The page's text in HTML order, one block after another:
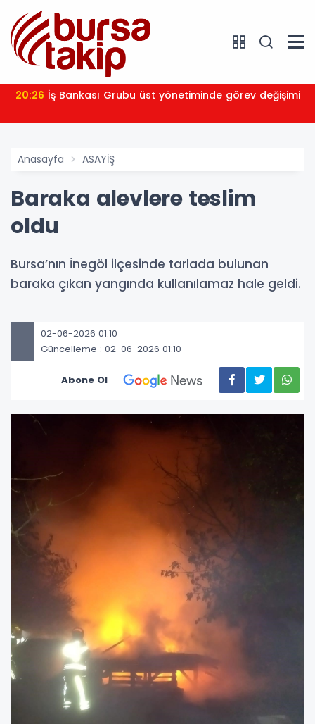
20:26 İş Bankası Grubu üst yönetiminde görev değişimi
Anasayfa ASAYİŞ
Baraka alevlere teslim
oldu
Bursa’nın İnegöl ilçesinde tarlada bulunan
baraka çıkan yangında kullanılamaz hale geldi.
02-06-2026 01:10
Güncelleme : 02-06-2026 01:10
Abone Ol